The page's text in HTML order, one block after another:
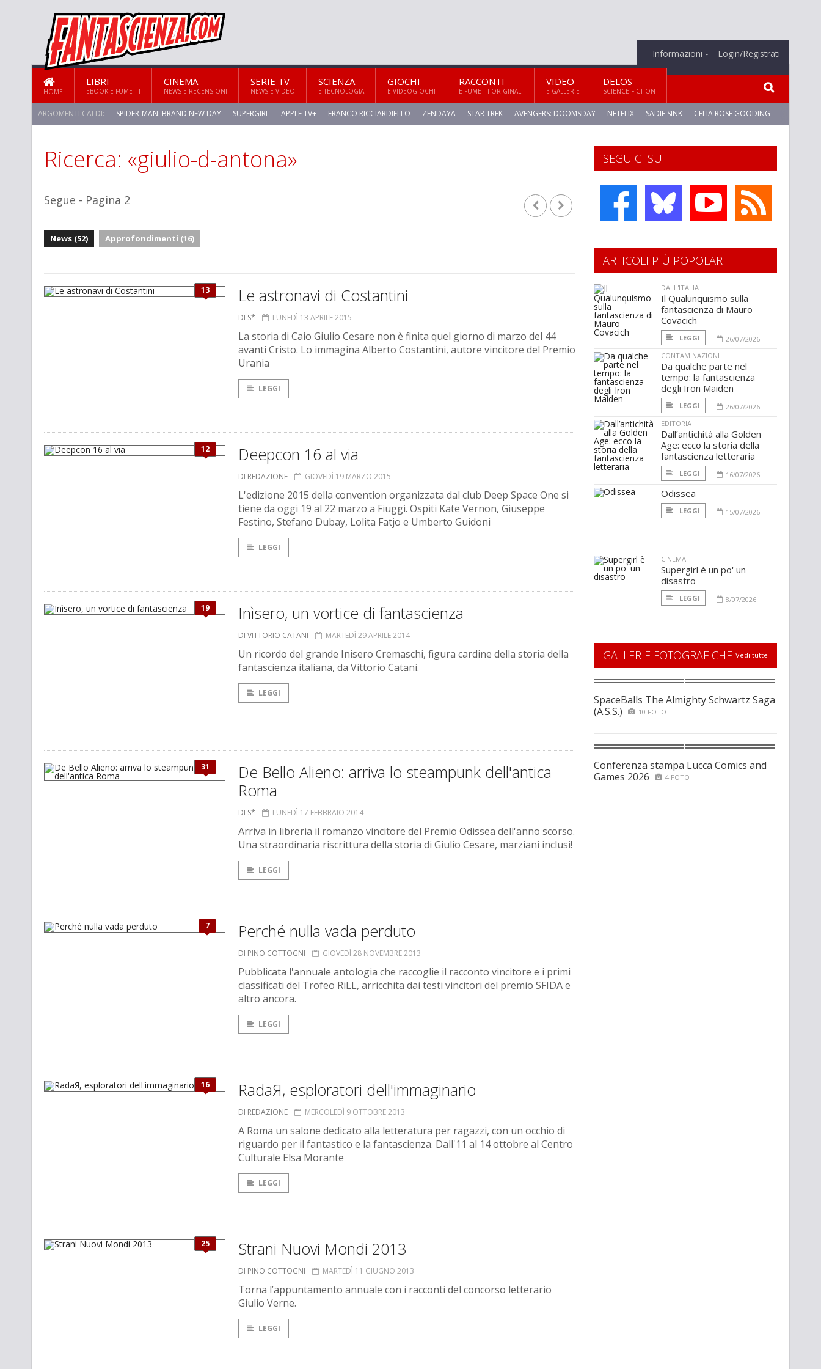
Informazioni Login/Registrati
HOME
LIBRI
EBOOK E FUMETTI
CINEMA
NEWS E RECENSIONI
SERIE TV
NEWS E VIDEO
SCIENZA
E TECNOLOGIA
GIOCHI
E VIDEOGIOCHI
RACCONTI
E FUMETTI ORIGINALI
VIDEO
E GALLERIE
DELOS
SCIENCE FICTION
ARGOMENTI CALDI: SPIDER-MAN: BRAND NEW DAY SUPERGIRL APPLE TV+ FRANCO RICCIARDIELLO ZENDAYA STAR TREK AVENGERS: DOOMSDAY NETFLIX SADIE SINK CELIA ROSE GOODING
Ricerca: «giulio-d-antona»
Segue - Pagina 2
News (52) Approfondimenti (16)
13 Le astronavi di Costantini
DI S* LUNEDÌ 13 APRILE 2015
La storia di Caio Giulio Cesare non è finita quel giorno di marzo del 44
avanti Cristo. Lo immagina Alberto Costantini, autore vincitore del Premio
Urania
LEGGI
12 Deepcon 16 al via
DI REDAZIONE GIOVEDÌ 19 MARZO 2015
L'edizione 2015 della convention organizzata dal club Deep Space One si
tiene da oggi 19 al 22 marzo a Fiuggi. Ospiti Kate Vernon, Giuseppe
Festino, Stefano Dubay, Lolita Fatjo e Umberto Guidoni
LEGGI
19 Inìsero, un vortice di fantascienza
DI VITTORIO CATANI MARTEDÌ 29 APRILE 2014
Un ricordo del grande Inisero Cremaschi, figura cardine della storia della
fantascienza italiana, da Vittorio Catani.
LEGGI
31
De Bello Alieno: arriva lo steampunk dell'antica
Roma
DI S* LUNEDÌ 17 FEBBRAIO 2014
Arriva in libreria il romanzo vincitore del Premio Odissea dell'anno scorso.
Una straordinaria riscrittura della storia di Giulio Cesare, marziani inclusi!
LEGGI
7 Perché nulla vada perduto
DI PINO COTTOGNI GIOVEDÌ 28 NOVEMBRE 2013
Pubblicata l'annuale antologia che raccoglie il racconto vincitore e i primi
classificati del Trofeo RiLL, arricchita dai testi vincitori del premio SFIDA e
altro ancora.
LEGGI
16 RadaЯ, esploratori dell'immaginario
DI REDAZIONE MERCOLEDÌ 9 OTTOBRE 2013
A Roma un salone dedicato alla letteratura per ragazzi, con un occhio di
riguardo per il fantastico e la fantascienza. Dall'11 al 14 ottobre al Centro
Culturale Elsa Morante
LEGGI
25 Strani Nuovi Mondi 2013
DI PINO COTTOGNI MARTEDÌ 11 GIUGNO 2013
Torna l’appuntamento annuale con i racconti del concorso letterario
Giulio Verne.
LEGGI
SEGUICI SU
ARTICOLI PIÙ POPOLARI
DALL'ITALIA
Il Qualunquismo sulla
fantascienza di Mauro
Covacich
LEGGI
26/07/2026
CONTAMINAZIONI
Da qualche parte nel
tempo: la fantascienza
degli Iron Maiden
LEGGI
26/07/2026
EDITORIA
Dall’antichità alla Golden
Age: ecco la storia della
fantascienza letteraria
LEGGI 16/07/2026
Odissea
LEGGI 15/07/2026
CINEMA
Supergirl è un po' un
disastro
LEGGI 8/07/2026
GALLERIE FOTOGRAFICHE Vedi tutte
SpaceBalls The Almighty Schwartz Saga
(A.S.S.)
10 FOTO
Conferenza stampa Lucca Comics and
Games 2026
4 FOTO